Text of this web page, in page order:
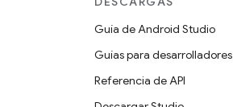
Guía de Android Studio
Guías para desarrolladores
Referencia de API